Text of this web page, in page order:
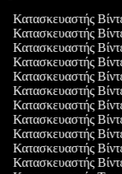
Κατασκευαστής
Κατασκευαστής
Κατασκευαστής
Κατασκευαστής
Κατασκευαστής
Κατασκευαστής
Κατασκευαστής
Κατασκευαστής
Κατασκευαστής
Κατασκευαστής
Κατασκευαστής